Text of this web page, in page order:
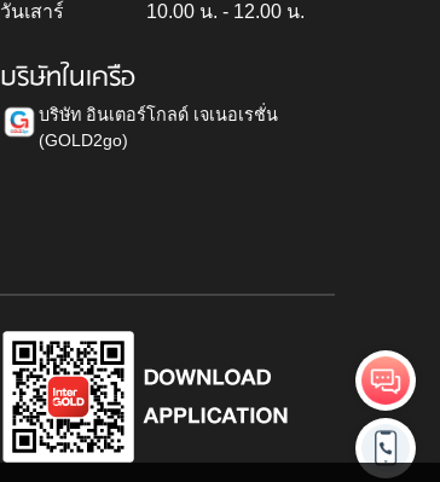
วันเสาร์
10.00 น. - 12.00 น.
บริษัทในเครือ
บริษัท อินเตอร์โกลด์ เจเนอเรชั่น
(GOLD2go)